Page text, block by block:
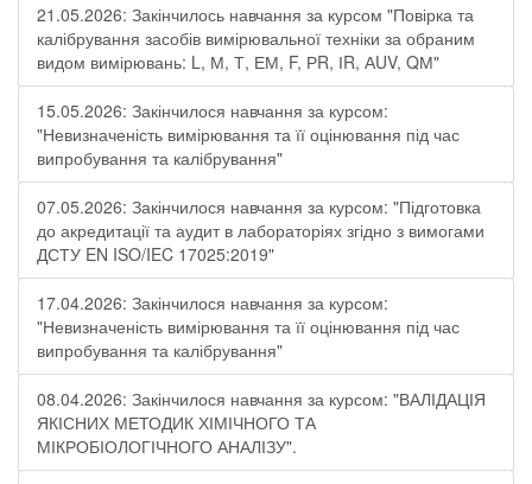
21.05.2026: Закінчилось навчання за курсом "Повірка та
калібрування засобів вимірювальної техніки за обраним
видом вимірювань: L, М, Т, ЕМ, F, РR, ІR, АUV, QМ"
15.05.2026: Закінчилося навчання за курсом:
"Невизначеність вимірювання та її оцінювання під час
випробування та калібрування"
07.05.2026: Закінчилося навчання за курсом: "Підготовка
до акредитації та аудит в лабораторіях згідно з вимогами
ДСТУ EN ISO/IEC 17025:2019"
17.04.2026: Закінчилося навчання за курсом:
"Невизначеність вимірювання та її оцінювання під час
випробування та калібрування"
08.04.2026: Закінчилося навчання за курсом: "ВАЛІДАЦІЯ
ЯКІСНИХ МЕТОДИК ХІМІЧНОГО ТА
МІКРОБІОЛОГІЧНОГО АНАЛІЗУ".